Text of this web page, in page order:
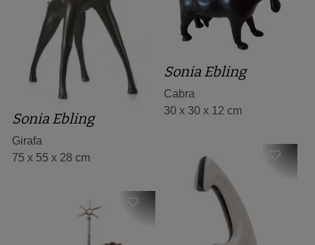
Sonia Ebling
Girafa
75 x 55 x 28 cm
Sonia Ebling
Cabra
30 x 30 x 12 cm